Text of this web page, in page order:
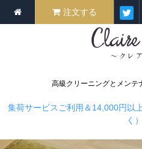
高級クリーニングとメンテ
注文する
集荷サービスご利用＆14,000円以
く）